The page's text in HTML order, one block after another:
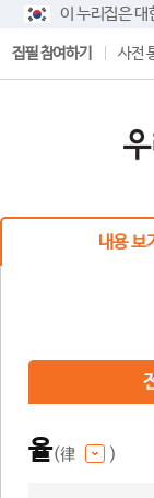
이 누리집은 대
집필 참여하기 사전
내용 보
율(律 )